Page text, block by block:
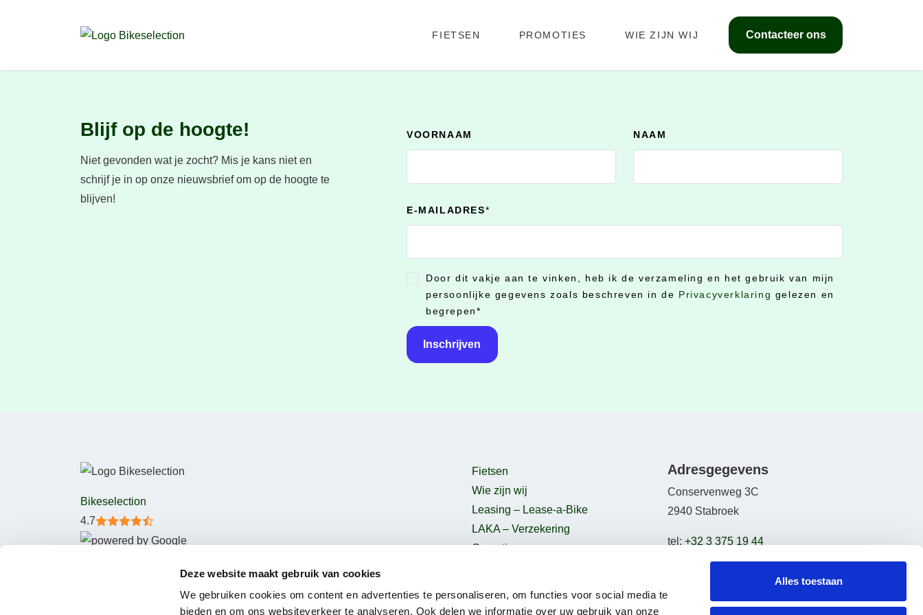
Deze website maakt gebruik van cookies
We gebruiken cookies om content en advertenties te personaliseren, om functies voor social media te
bieden en om ons websiteverkeer te analyseren. Ook delen we informatie over uw gebruik van onze
Alles toestaan
FIETSEN PROMOTIES WIE ZIJN WIJ Contacteer ons
Blijf op de hoogte!
Niet gevonden wat je zocht? Mis je kans niet en
schrijf je in op onze nieuwsbrief om op de hoogte te
blijven!
VOORNAAM NAAM
E-MAILADRES*
CONSENT *
Door dit vakje aan te vinken, heb ik de verzameling en het gebruik van mijn
persoonlijke gegevens zoals beschreven in de Privacyverklaring gelezen en
begrepen*
Bikeselection
4.7
Fietsen
Wie zijn wij
Leasing – Lease-a-Bike
LAKA – Verzekering
Garantie
Adresgegevens
Conservenweg 3C
2940 Stabroek
tel: +32 3 375 19 44
info@bikeselection.be